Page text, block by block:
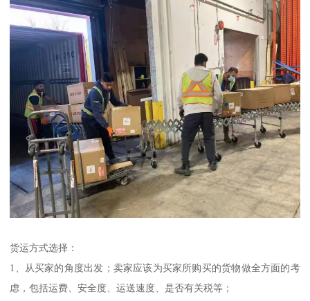
货运方式选择：
1、从买家的角度出发；卖家应该为买家所购买的货物做全方面的考
虑，包括运费、安全度、运送速度、是否有关税等；